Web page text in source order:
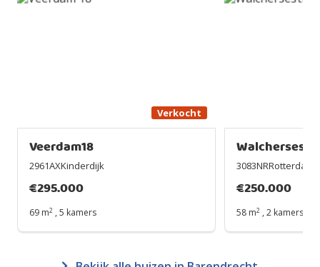
Verkocht
Veerdam18
2961AXKinderdijk
€295.000
69 m2 , 5 kamers
3083NRRotterdam
€250.000
58 m2 , 2 kamers